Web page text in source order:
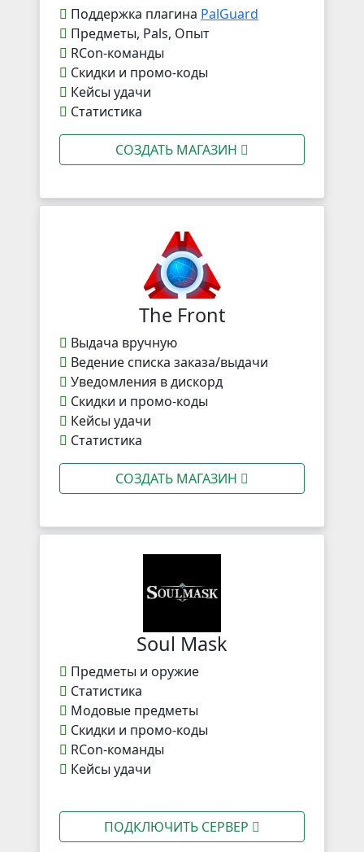
Поддержка плагина PalGuard
Предметы, Pals, Опыт
RCon-команды
Скидки и промо-коды
Кейсы удачи
Статистика
СОЗДАТЬ МАГАЗИН
The Front
Выдача вручную
Ведение списка заказа/выдачи
Уведомления в дискорд
Скидки и промо-коды
Кейсы удачи
Статистика
СОЗДАТЬ МАГАЗИН
Soul Mask
Предметы и оружие
Статистика
Модовые предметы
Скидки и промо-коды
RCon-команды
Кейсы удачи
ПОДКЛЮЧИТЬ СЕРВЕР